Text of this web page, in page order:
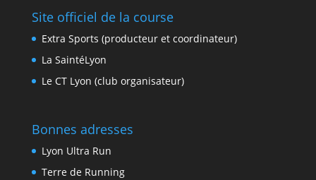
Site officiel de la course
Extra Sports (producteur et coordinateur)
La SaintéLyon
Le CT Lyon (club organisateur)
Bonnes adresses
Lyon Ultra Run
Terre de Running